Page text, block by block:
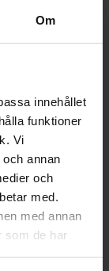
Om
innehållet
funktioner
Vi
annan
och
med.
med annan
som de har
vecka.
tillfället och kan
1 3
by Trustvoice